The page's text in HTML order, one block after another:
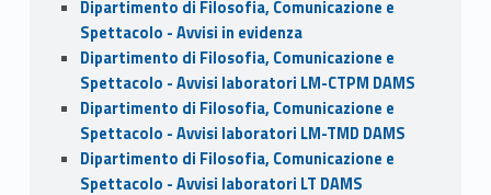
Dipartimento di Filosofia, Comunicazione e
Spettacolo - Avvisi in evidenza
Dipartimento di Filosofia, Comunicazione e
Spettacolo - Avvisi laboratori LM-CTPM DAMS
Dipartimento di Filosofia, Comunicazione e
Spettacolo - Avvisi laboratori LM-TMD DAMS
Dipartimento di Filosofia, Comunicazione e
Spettacolo - Avvisi laboratori LT DAMS